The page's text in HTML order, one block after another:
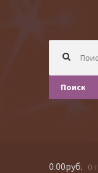
Поиск
0.00руб. 0